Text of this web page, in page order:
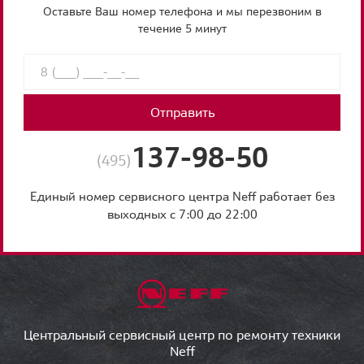
Оставьте Ваш номер телефона и мы перезвоним в
течение 5 минут
Отправить
(495) 137-98-50
Единый номер сервисного центра Neff работает без
выходных с 7:00 до 22:00
Центральный сервисный центр по ремонту техники
Neff